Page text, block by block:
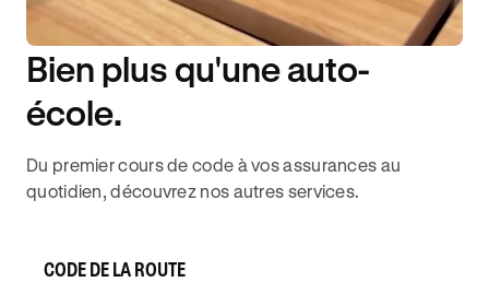
DISPONIBILITÉ 6J/7
Bien plus qu'une auto-
école.
Du premier cours de code à vos assurances au
quotidien, découvrez nos autres services.
CODE DE LA ROUTE